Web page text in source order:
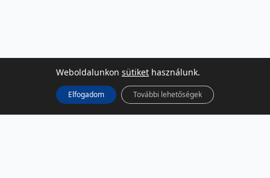
Weboldalunkon sütiket használunk.
Elfogadom További lehetőségek